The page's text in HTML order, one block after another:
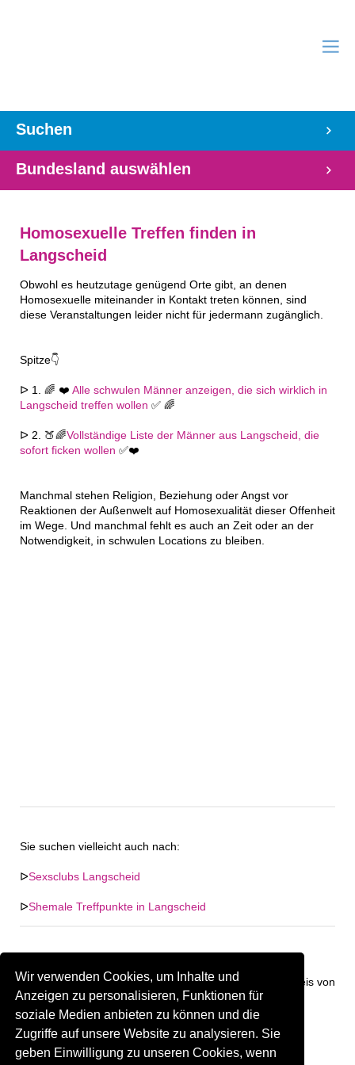
Wir verwenden Cookies, um Inhalte und
Anzeigen zu personalisieren, Funktionen für
soziale Medien anbieten zu können und die
Zugriffe auf unsere Website zu analysieren. Sie
geben Einwilligung zu unseren Cookies, wenn
Suchen
Bundesland auswählen
Homosexuelle Treffen finden in
Langscheid
Obwohl es heutzutage genügend Orte gibt, an denen
Homosexuelle miteinander in Kontakt treten können, sind
diese Veranstaltungen leider nicht für jedermann zugänglich.
Spitze👇
ᐅ 1. 🌈 ❤️ Alle schwulen Männer anzeigen, die sich wirklich in
Langscheid treffen wollen ✅ 🌈
ᐅ 2. 🍑🌈Vollständige Liste der Männer aus Langscheid, die
sofort ficken wollen ✅❤️
Manchmal stehen Religion, Beziehung oder Angst vor
Reaktionen der Außenwelt auf Homosexualität dieser Offenheit
im Wege. Und manchmal fehlt es auch an Zeit oder an der
Notwendigkeit, in schwulen Locations zu bleiben.
Sie suchen vielleicht auch nach:
ᐅSexsclubs Langscheid
ᐅShemale Treffpunkte in Langscheid
Keine Firma in "Langscheid" gefunden. Firmen im Umkreis von
"Langscheid".
325.23 km Gay Treffpunkt Greiz
Sind Sie oder kennen Sie eine(n) Gay Treffpunkt in